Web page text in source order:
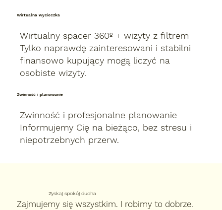
Wirtualna wycieczka
Wirtualny spacer 360º + wizyty z filtrem
Tylko naprawdę zainteresowani i stabilni
finansowo kupujący mogą liczyć na
osobiste wizyty.
Zwinność i planowanie
Zwinność i profesjonalne planowanie
Informujemy Cię na bieżąco, bez stresu i
niepotrzebnych przerw.
Zyskaj spokój ducha
Zajmujemy się wszystkim. I robimy to dobrze.